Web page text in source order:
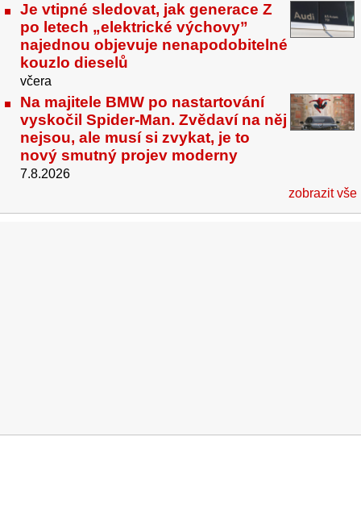
Je vtipné sledovat, jak generace Z
po letech „elektrické výchovy”
najednou objevuje nenapodobitelné
kouzlo dieselů
včera
Na majitele BMW po nastartování
vyskočil Spider-Man. Zvědaví na něj
nejsou, ale musí si zvykat, je to
nový smutný projev moderny
7.8.2026
zobrazit vše